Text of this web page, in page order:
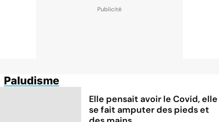
Paludisme
Elle pensait avoir le Covid, elle
se fait amputer des pieds et